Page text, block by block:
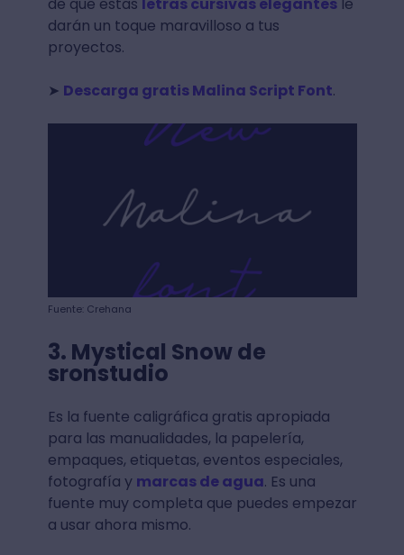
darán un toque maravilloso a tus
proyectos.
➤ Descarga gratis Malina Script Font.
Fuente: Crehana
3. Mystical Snow de
sronstudio
Es la fuente caligráfica gratis apropiada
para las manualidades, la papelería,
empaques, etiquetas, eventos especiales,
fotografía y marcas de agua. Es una
fuente muy completa que puedes empezar
a usar ahora mismo.